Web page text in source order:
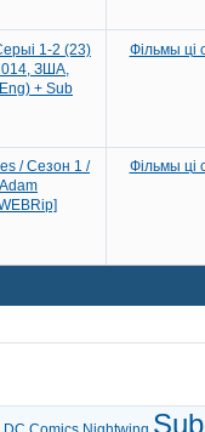
1-2 (23)
ЗША,
+ Sub
Фільмы ці
/ Сезон 1 /
Фільмы ці
Sub